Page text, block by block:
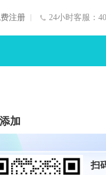
24小时客服：
注册
加
扫